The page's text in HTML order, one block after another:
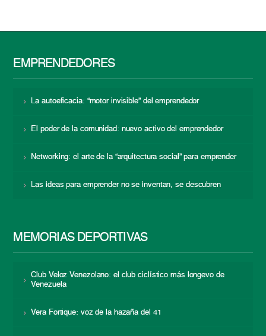
EMPRENDEDORES
La autoeficacia: “motor invisible” del emprendedor
El poder de la comunidad: nuevo activo del emprendedor
Networking: el arte de la “arquitectura social” para emprender
Las ideas para emprender no se inventan, se descubren
MEMORIAS DEPORTIVAS
Club Veloz Venezolano: el club ciclístico más longevo de
Venezuela
Vera Fortique: voz de la hazaña del 41